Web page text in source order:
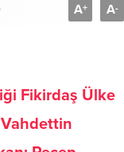
A+ A-
Fikirdaş Ülke
Vahdettin